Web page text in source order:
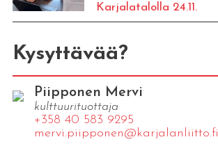
Karjalatalolla 24.11.
Kysyttävää?
Piipponen Mervi
kulttuurituottaja
+358 40 583 9295
mervi.​piipponen@​kar​jala​nlii​tto.​fi